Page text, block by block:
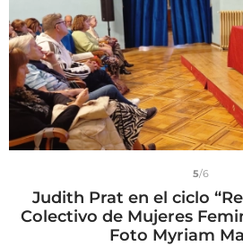
5/6
Judith Prat en el ciclo
Colectivo de Mujeres
Foto Myriam